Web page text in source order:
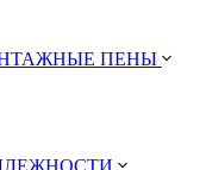
ПЕНЫ